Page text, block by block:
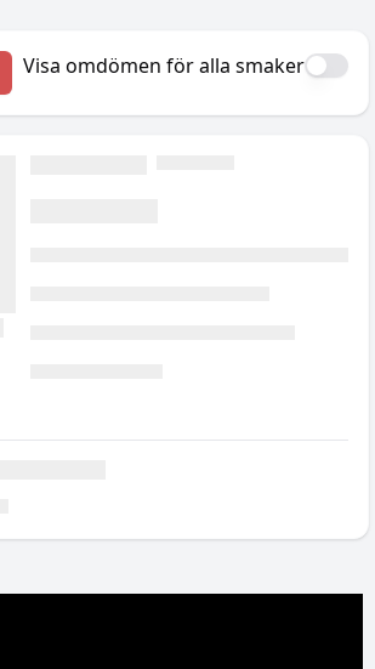
hur
Visa omdömen för alla smaker